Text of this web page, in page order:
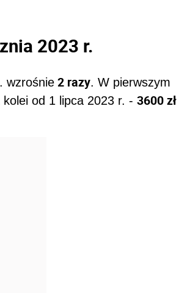
2023 r.
wzrośnie 2 razy. W pierwszym
od 1 lipca 2023 r. - 3600 zł